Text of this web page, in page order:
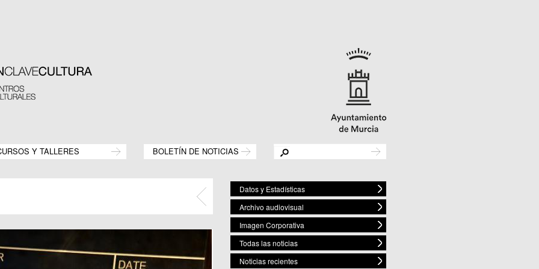
Y TALLERES BOLETÍN DE NOTICIAS
Datos y Estadísticas
Archivo audiovisual
Imagen Corporativa
Todas las noticias
Noticias recientes